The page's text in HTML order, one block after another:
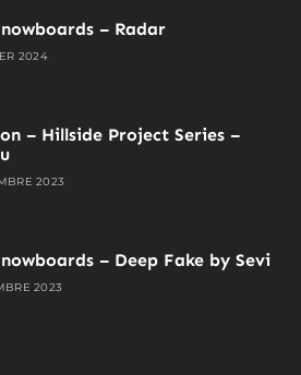
– Radar
2024
– Hillside Project Series –
2023
– Deep Fake by Sevi
2023